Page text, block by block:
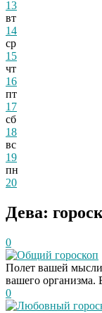
13
вт
14
ср
15
чт
16
пт
17
сб
18
вс
19
пн
20
Дева:
0
Общий гороскоп
Полет вашей
вашего организма.
0
Любовный